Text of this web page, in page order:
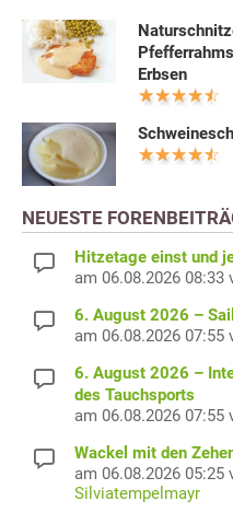
Erbsen
NEUESTE
Hitzetage einst und
am 06.08.2026 08:33
6. August 2026 –
am 06.08.2026 07:55
6. August 2026 –
des Tauchsports
am 06.08.2026 07:55
Wackel mit den
am 06.08.2026 05:25
Silviatempelmayr